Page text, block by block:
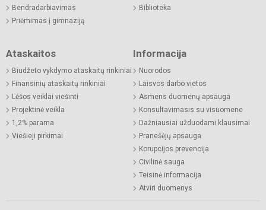
Bendradarbiavimas
Priėmimas į gimnaziją
Biblioteka
Ataskaitos
Biudžeto vykdymo ataskaitų rinkiniai
Finansinių ataskaitų rinkiniai
Lėšos veiklai viešinti
Projektinė veikla
1,2% parama
Viešieji pirkimai
Informacija
Nuorodos
Laisvos darbo vietos
Asmens duomenų apsauga
Konsultavimasis su visuomene
Dažniausiai užduodami klausimai
Pranešėjų apsauga
Korupcijos prevencija
Civilinė sauga
Teisinė informacija
Atviri duomenys